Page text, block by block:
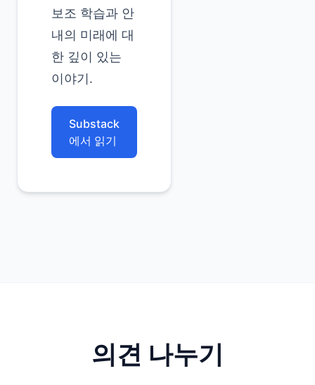
보조 학습과 안
내의 미래에 대
한 깊이 있는
이야기.
Substack
에서 읽기
의견 나누기